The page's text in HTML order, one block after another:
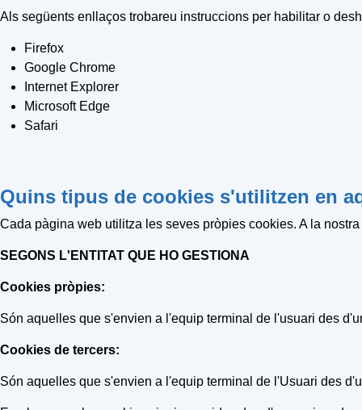
Als següents enllaços trobareu instruccions per habilitar o
Firefox
Google Chrome
Internet Explorer
Microsoft Edge
Safari
Quins tipus de cookies s'utilitzen en
Cada pàgina web utilitza les seves pròpies cookies. A la
SEGONS L'ENTITAT QUE HO GESTIONA
Cookies pròpies:
Són aquelles que s'envien a l'equip terminal de l'usuari des
Cookies de tercers:
Són aquelles que s'envien a l'equip terminal de l'Usuari des